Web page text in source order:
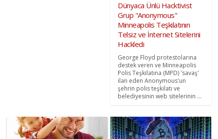
Dünyaca Ünlü Hacktivist
Grup "Anonymous"
Minneapolis Teşkilatının
Telsiz ve İnternet Sitelerini
Hackledi
George Floyd protestolarına
destek veren ve Minneapolis
Polis Teşkilatına (MPD) 'savaş'
ilan eden Anonymous'un
şehrin polis teşkilatı ve
belediyesinin web sitelerinin ...